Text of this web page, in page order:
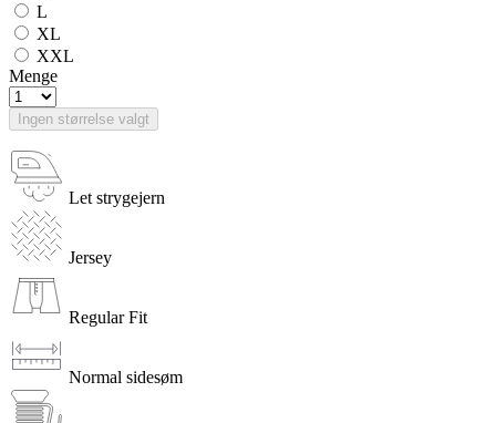
L
XL
XXL
Menge
Ingen størrelse valgt
Let strygejern
Jersey
Regular Fit
Normal sidesøm